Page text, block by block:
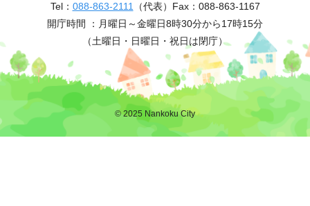
Tel： 088-863-2111 （代表） Fax：088-863-1167
開庁時間 ： 月曜日～金曜日8時30分から17時15分
（土曜日・日曜日・祝日は閉庁）
© 2025 Nankoku City